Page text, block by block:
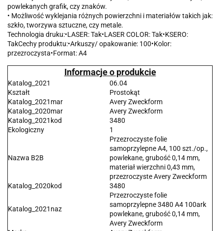
powlekanych grafik, czy znaków.
• Możliwość wyklejania różnych powierzchni i materiałów takich jak:
szkło, tworzywa sztuczne, czy metale.
Technologia druku:•LASER: Tak•LASER COLOR: Tak•KSERO:
TakCechy produktu:•Arkuszy/ opakowanie: 100•Kolor:
przezroczysta•Format: A4
Informacje o produkcie
Katalog_2021
06.04
Kształt
Prostokąt
Katalog_2021mar
Avery Zweckform
Katalog_2020mar
Avery Zweckform
Katalog_2021kod
3480
Ekologiczny
1
Nazwa B2B
Przezroczyste folie
samoprzylepne A4, 100 szt./op.,
powlekane, grubość 0,14 mm,
materiał wierzchni 0,43 mm,
przezroczyste Avery Zweckform
Katalog_2020kod
3480
Katalog_2021naz
Przezroczyste folie
samoprzylepne 3480 A4 100ark
powlekane, grubość 0,14 mm,
Avery Zweckform